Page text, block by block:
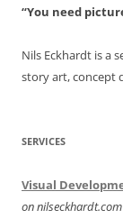
“You need
Nils Eckhardt is a
story art, concept
SERVICES
Visual
on nilseckhardt.com